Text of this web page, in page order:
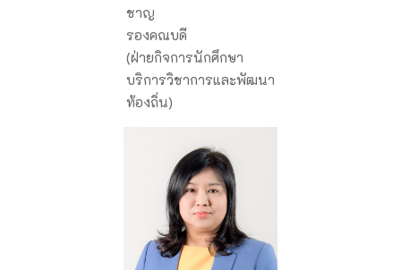
ชาญ
รองคณบดี
(ฝ่ายกิจการนักศึกษา
บริการวิชาการและพัฒนา
ท้องถิ่น)